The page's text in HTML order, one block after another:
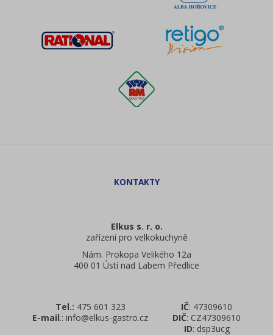
Elkus s. r. o.
zařízení pro velkokuchyně
Nám. Prokopa Velikého 12a
400 01 Ústí nad Labem Předlice
Tel.: 475 601 323
E-mail.: info@elkus-gastro.cz
IČ: 47309610
DIČ: CZ47309610
ID: dsp3ucg